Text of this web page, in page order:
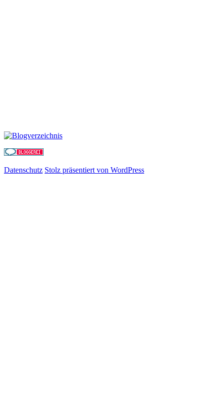
Datenschutz Stolz präsentiert von WordPress